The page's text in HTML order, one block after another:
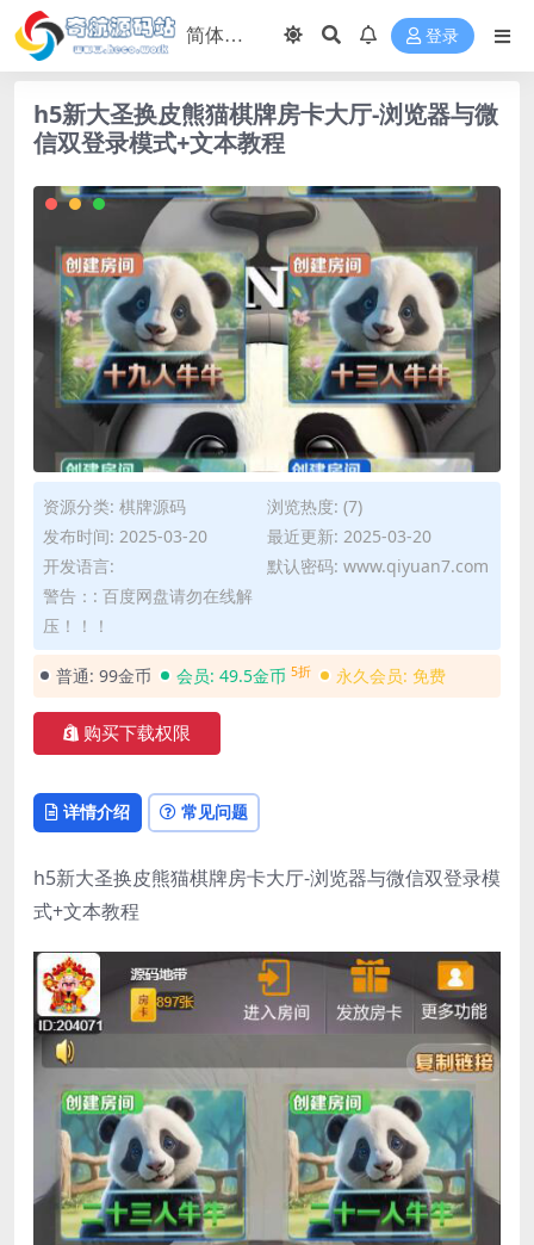
登录
h5新大圣换皮熊猫棋牌房卡大厅-浏览器与微
信双登录模式+文本教程
资源分类: 棋牌源码
浏览热度: (7)
发布时间: 2025-03-20
最近更新: 2025-03-20
开发语言:
默认密码: www.qiyuan7.com
警告：: 百度网盘请勿在线解
压！！！
普通: 99金币 会员: 49.5金币 5折 永久会员: 免费
购买下载权限
详情介绍 常见问题
h5新大圣换皮熊猫棋牌房卡大厅-浏览器与微信双登录模
式+文本教程